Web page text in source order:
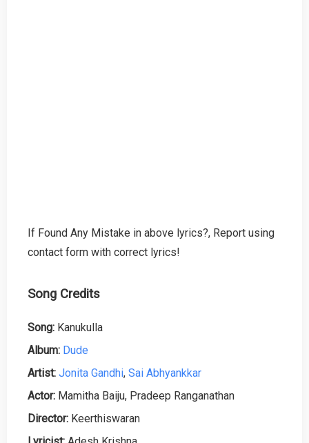
If Found Any Mistake in above lyrics?, Report using
contact form with correct lyrics!
Song Credits
Song: Kanukulla
Album: Dude
Artist: Jonita Gandhi, Sai Abhyankkar
Actor: Mamitha Baiju, Pradeep Ranganathan
Director: Keerthiswaran